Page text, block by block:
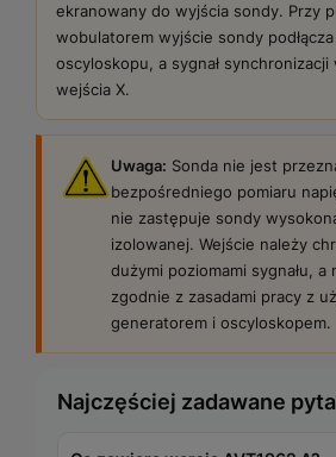
ekranowany do wyjścia sondy. Przy
wobulatorem wyjście sondy
oscyloskopu, a sygnał
wejścia X.
Uwaga: Sonda nie jest
bezpośredniego pomiaru
nie zastępuje sondy
izolowanej. Wejście należy
dużymi poziomami sygnału, a
zgodnie z zasadami pracy z
generatorem i oscyloskopem.
Najczęściej zadawane